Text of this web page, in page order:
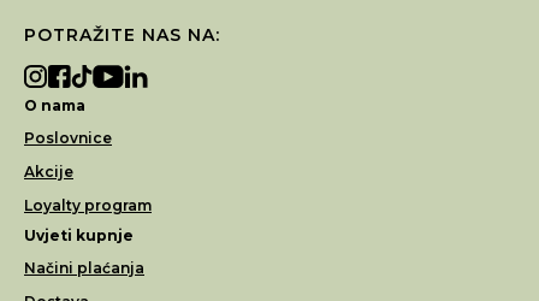
POTRAŽITE NAS NA:
O nama
Poslovnice
Akcije
Loyalty program
Uvjeti kupnje
Načini plaćanja